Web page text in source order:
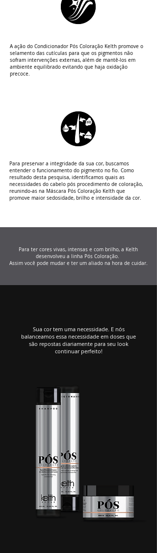
A ação do Condicionador Pós Coloração Kelth promove o
selamento das cutículas para que os pigmentos não
sofram intervenções externas, além de mantê-los em
ambiente equilibrado evitando que haja oxidação
precoce.
Para preservar a integridade da sua cor, buscamos
entender o funcionamento do pigmento no fio. Como
resultado desta pesquisa, identificamos quais as
necessidades do cabelo pós procedimento de coloração,
reunindo-as na Máscara Pós Coloração Kelth que
promove maior sedosidade, brilho e intensidade da cor.
Para ter cores vivas, intensas e com brilho, a Kelth
desenvolveu a linha Pós Coloração.
Assim você pode mudar e ter um aliado na hora de cuidar.
Sua cor tem uma necessidade. E nós
balanceamos essa necessidade em doses que
são repostas diariamente para seu look
continuar perfeito!